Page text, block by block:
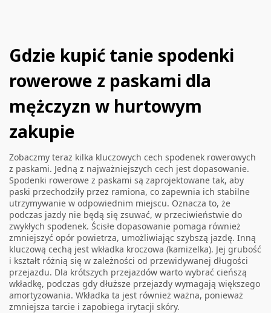
Gdzie kupić tanie spodenki
rowerowe z paskami dla
mężczyzn w hurtowym
zakupie
Zobaczmy teraz kilka kluczowych cech spodenek rowerowych
z paskami. Jedną z najważniejszych cech jest dopasowanie.
Spodenki rowerowe z paskami są zaprojektowane tak, aby
paski przechodziły przez ramiona, co zapewnia ich stabilne
utrzymywanie w odpowiednim miejscu. Oznacza to, że
podczas jazdy nie będą się zsuwać, w przeciwieństwie do
zwykłych spodenek. Ścisłe dopasowanie pomaga również
zmniejszyć opór powietrza, umożliwiając szybszą jazdę. Inną
kluczową cechą jest wkładka kroczowa (kamizelka). Jej grubość
i kształt różnią się w zależności od przewidywanej długości
przejazdu. Dla krótszych przejazdów warto wybrać cieńszą
wkładkę, podczas gdy dłuższe przejazdy wymagają większego
amortyzowania. Wkładka ta jest również ważna, ponieważ
zmniejsza tarcie i zapobiega irytacji skóry.